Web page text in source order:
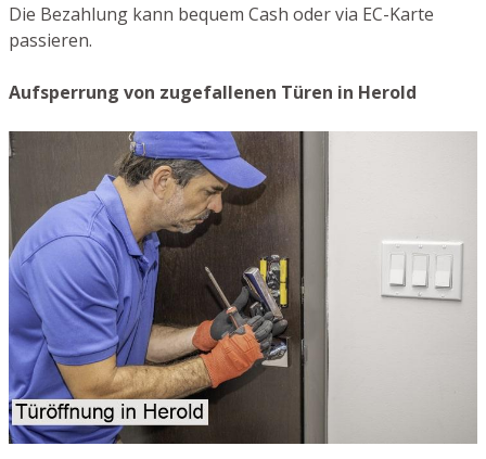
Die Bezahlung kann bequem Cash oder via EC-Karte
passieren.
Aufsperrung von zugefallenen Türen in Herold